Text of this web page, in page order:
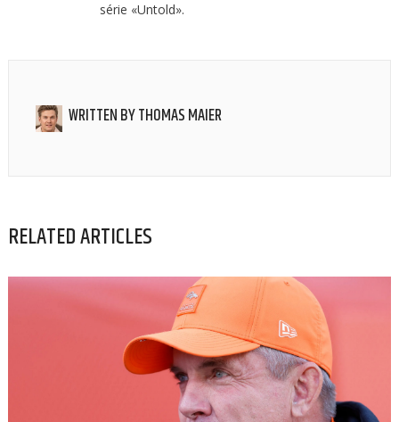
série «Untold».
WRITTEN BYTHOMAS MAIER
RELATED ARTICLES